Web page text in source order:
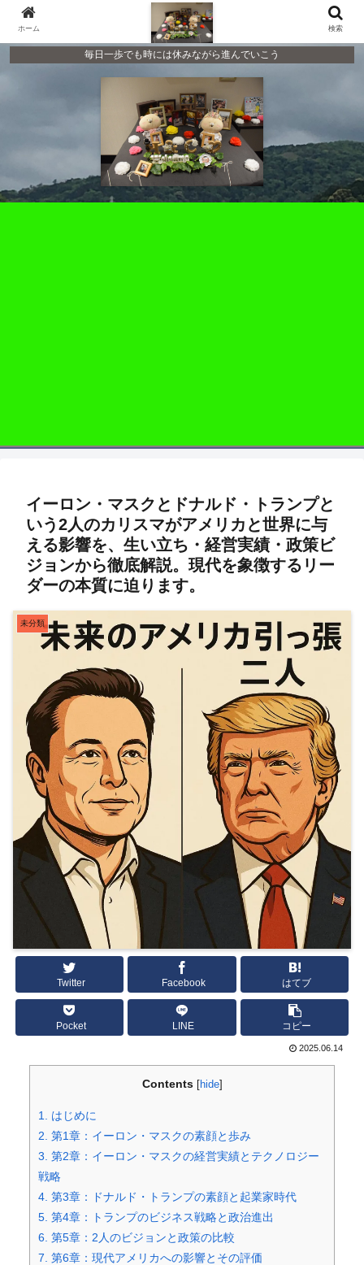
毎日一歩でも時には休みながら進んでいこう
イーロン・マスクとドナルド・トランプと
いう2人のカリスマがアメリカと世界に与
える影響を、生い立ち・経営実績・政策ビ
ジョンから徹底解説。現代を象徴するリー
ダーの本質に迫ります。
未分類
Twitter Facebook はてブ
Pocket LINE コピー
2025.06.14
Contents [hide]
1.
はじめに
2. 第1章：イーロン・マスクの素顔と歩み
3. 第2章：イーロン・マスクの経営実績とテクノロジー
戦略
4. 第3章：ドナルド・トランプの素顔と起業家時代
5. 第4章：トランプのビジネス戦略と政治進出
6. 第5章：2人のビジョンと政策の比較
7. 第6章：現代アメリカへの影響とその評価
ホーム 検索